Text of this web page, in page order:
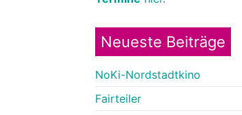
Neueste Beiträge
NoKi-Nordstadtkino
Fairteiler